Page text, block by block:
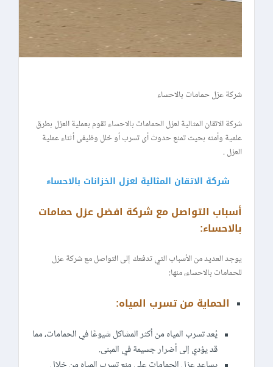
شركة عزل حمامات بالاحساء
شركة الاتقان المثالية لعزل الحمامات بالاحساء تقوم بعملية العزل بطرق
علمية وأمنه بحيث تمنع حدوث أى تسرب أو خلل وظيفى أثناء عملية
العزل .
شركة الاتقان المثالية لعزل الخزانات بالاحساء
أسباب التواصل مع شركة افضل عزل حمامات
بالاحساء:
يوجد العديد من الأسباب التي تدفعك إلى التواصل مع شركة عزل
للحمامات بالاحساء، منها:
الحماية من تسرب المياه:
يُعد تسرب المياه من أكثر المشاكل شيوعًا في الحمامات، مما
قد يؤدي إلى أضرار جسيمة في المبنى.